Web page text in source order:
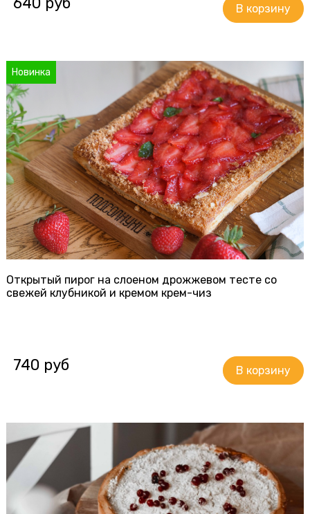
Новинка
Открытый пирог на слоеном дрожжевом тесте со
свежей клубникой и кремом крем-чиз
740 руб